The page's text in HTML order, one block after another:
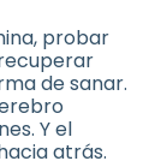
probar
de sanar.
Y el
atrás.